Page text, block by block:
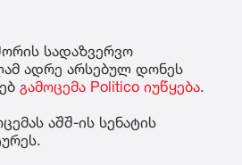
სადაზვერვო
ადრე არსებულ დონეს
გამოცემა Politico იუწყება.
აშშ-ის სენატის